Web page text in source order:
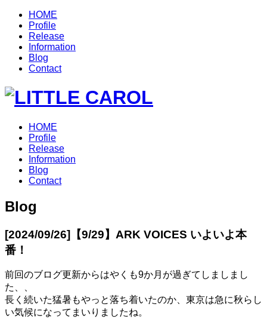
HOME
Profile
Release
Information
Blog
Contact
HOME
Profile
Release
Information
Blog
Contact
Blog
[2024/09/26] 【9/29】ARK VOICES いよいよ本
番！
前回のブログ更新からはやくも9か月が過ぎてしましまし
た、、
長く続いた猛暑もやっと落ち着いたのか、東京は急に秋らし
い気候になってまいりましたね。